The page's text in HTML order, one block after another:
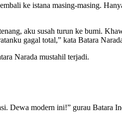
ke istana masing-masing.
aku susah turun ke bumi.
gagal total,” kata Batara
Narada mustahil terjadi.
Dewa modern ini!” gurau Batara